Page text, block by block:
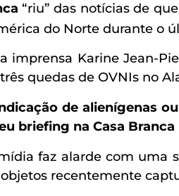
“riu” das notícias de
do Norte durante o
imprensa Karine Jean-
quedas de OVNIs no
de alienígenas
briefing na Casa Branca
faz alarde com uma
recentemente